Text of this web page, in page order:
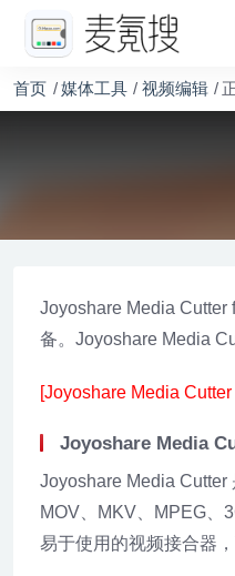
首页 媒体工具 视频编辑
Joyoshare Media Cutter
备。Joyoshare Media
[Joyoshare Media
Joyoshare Media
Joyoshare Media Cutter
MOV、MKV、MPEG、
易于使用的视频接合器